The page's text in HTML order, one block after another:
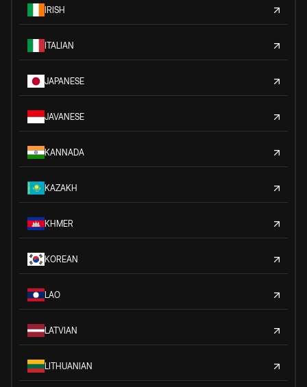
IRISH
ITALIAN
JAPANESE
JAVANESE
KANNADA
KAZAKH
KHMER
KOREAN
LAO
LATVIAN
LITHUANIAN